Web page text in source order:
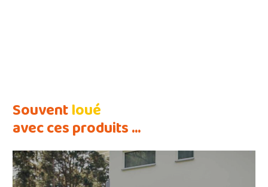
Souventloué
avec ces produits ...